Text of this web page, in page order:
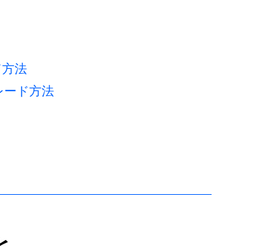
法
ード方法